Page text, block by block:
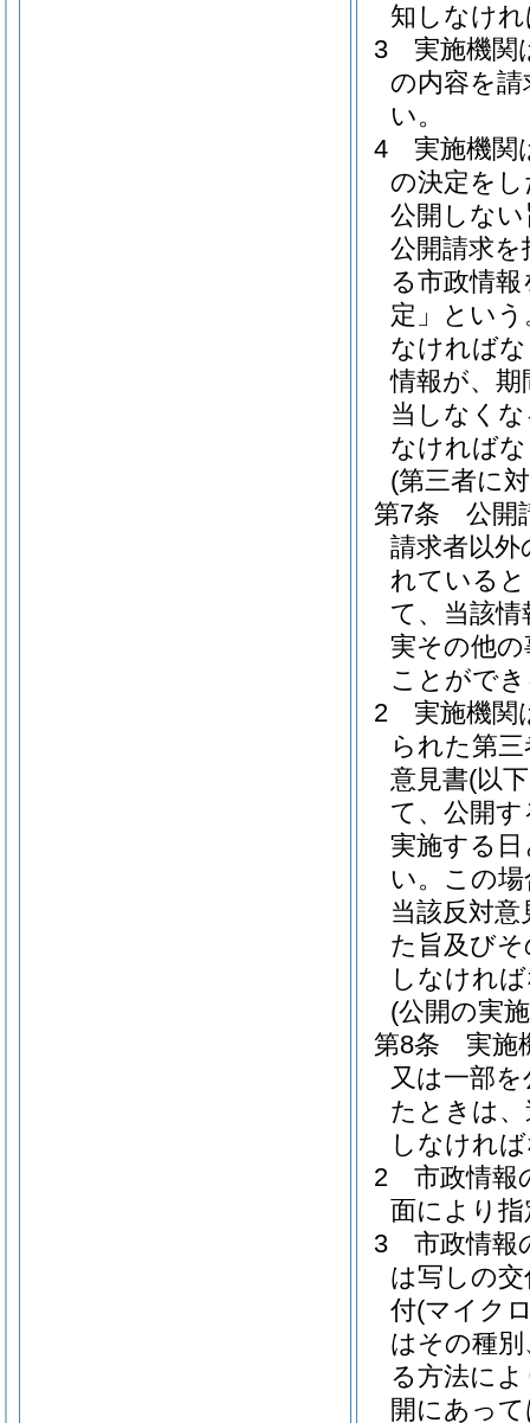
知しなけ
3
実施機関
の内容を
い。
4
実施機関
の決定を
公開しな
公開請求
る市政情
定」という
なければ
情報が、
当しなく
なければ
(第三者に
第7条
公開
請求者以外
れている
て、当該
実その他
ことがで
2
実施機関
られた第
意見書(以
て、公開
実施する
い。 この
当該反対
た旨及び
しなけれ
(公開の実
第8条
実施
又は一部
たときは
しなけれ
2
市政情報
面により
3
市政情報
は写しの
付(マイク
はその種
る方法に
開にあっ